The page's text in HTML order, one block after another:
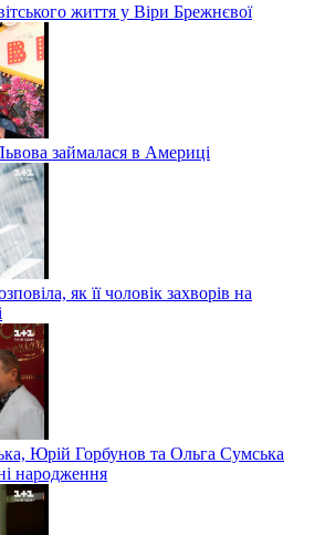
життя у Віри Брежнєвої
займалася в Америці
як її чоловік захворів на
Юрій Горбунов та Ольга Сумська
народження